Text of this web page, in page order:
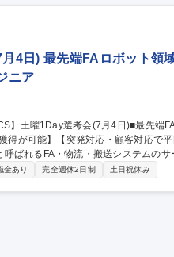
4日) 最先端FAロボット領
ニア
ばれるFA・物流・搬送システムの
金あり 完全週休2日制 土日祝休み